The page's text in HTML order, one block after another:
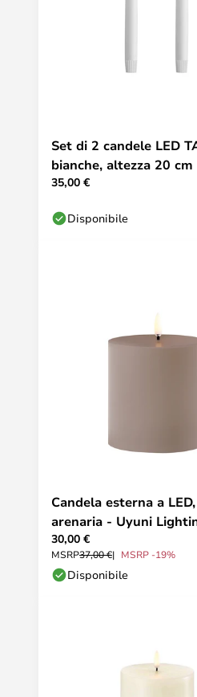
Set di 2 candele LED
bianche, altezza 20
Lighting
35,00 €
Disponibile
Candela esterna a
arenaria - Uyuni
30,00 €
MSRP37,00 € MSRP -19%
Disponibile